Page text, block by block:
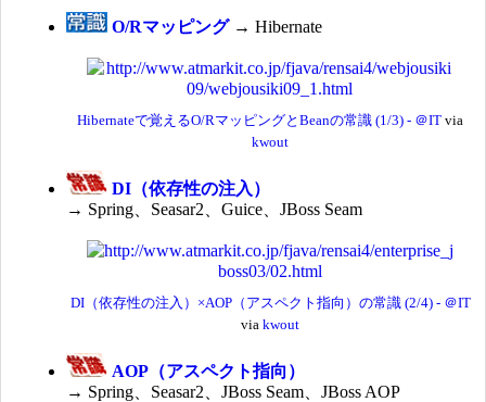
O/Rマッピング→ Hibernate
Hibernateで覚えるO/RマッピングとBeanの常識 (1/3) - ＠IT via
kwout
DI（依存性の注入）
→ Spring、Seasar2、Guice、JBoss Seam
DI（依存性の注入）×AOP（アスペクト指向）の常識 (2/4) - ＠IT
via kwout
AOP（アスペクト指向）
→ Spring、Seasar2、JBoss Seam、JBoss AOP